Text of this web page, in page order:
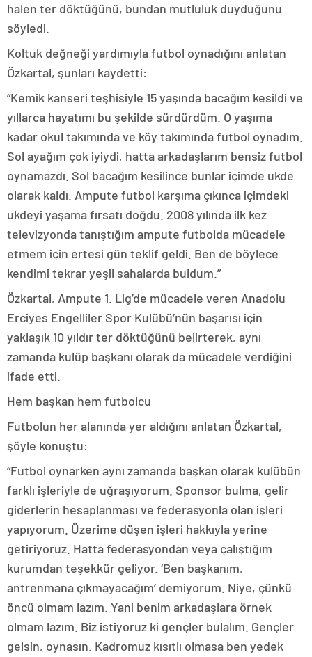
halen ter döktüğünü, bundan mutluluk duyduğunu
söyledi.
Koltuk değneği yardımıyla futbol oynadığını anlatan
Özkartal, şunları kaydetti:
“Kemik kanseri teşhisiyle 15 yaşında bacağım kesildi ve
yıllarca hayatımı bu şekilde sürdürdüm. O yaşıma
kadar okul takımında ve köy takımında futbol oynadım.
Sol ayağım çok iyiydi, hatta arkadaşlarım bensiz futbol
oynamazdı. Sol bacağım kesilince bunlar içimde ukde
olarak kaldı. Ampute futbol karşıma çıkınca içimdeki
ukdeyi yaşama fırsatı doğdu. 2008 yılında ilk kez
televizyonda tanıştığım ampute futbolda mücadele
etmem için ertesi gün teklif geldi. Ben de böylece
kendimi tekrar yeşil sahalarda buldum.”
Özkartal, Ampute 1. Lig’de mücadele veren Anadolu
Erciyes Engelliler Spor Kulübü’nün başarısı için
yaklaşık 10 yıldır ter döktüğünü belirterek, aynı
zamanda kulüp başkanı olarak da mücadele verdiğini
ifade etti.
Hem başkan hem futbolcu
Futbolun her alanında yer aldığını anlatan Özkartal,
şöyle konuştu:
“Futbol oynarken aynı zamanda başkan olarak kulübün
farklı işleriyle de uğraşıyorum. Sponsor bulma, gelir
giderlerin hesaplanması ve federasyonla olan işleri
yapıyorum. Üzerime düşen işleri hakkıyla yerine
getiriyoruz. Hatta federasyondan veya çalıştığım
kurumdan teşekkür geliyor. ‘Ben başkanım,
antrenmana çıkmayacağım’ demiyorum. Niye, çünkü
öncü olmam lazım. Yani benim arkadaşlara örnek
olmam lazım. Biz istiyoruz ki gençler bulalım. Gençler
gelsin, oynasın. Kadromuz kısıtlı olmasa ben yedek